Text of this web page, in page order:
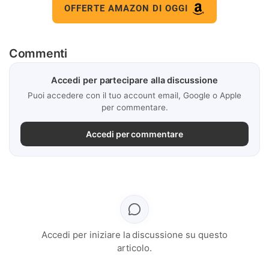
OFFERTE AMAZON DI OGGI
Commenti
Accedi per partecipare alla discussione
Puoi accedere con il tuo account email, Google o Apple
per commentare.
Accedi per commentare
Accedi per iniziare la discussione su questo
articolo.